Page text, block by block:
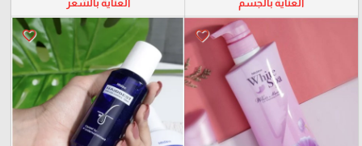
العناية بالجسم
favorite_border
العناية بالشعر
favorite_border